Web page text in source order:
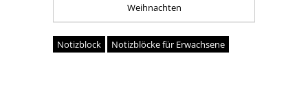
Weihnachten
Notizblock Notizblöcke für Erwachsene